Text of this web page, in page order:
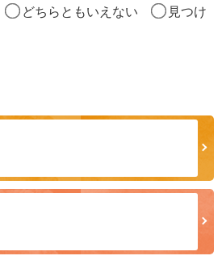
どちらともいえない
見つけ